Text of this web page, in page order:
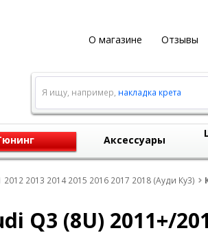
О магазине Отзывы
Я ищу, например, накладка крета
Аксессуары
2013 2014 2015 2016 2017 2018 (Ауди Ку3)
Q3 (8U) 2011+/